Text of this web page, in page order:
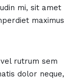
mi, sit amet
maximus
rutrum sem
dolor neque,